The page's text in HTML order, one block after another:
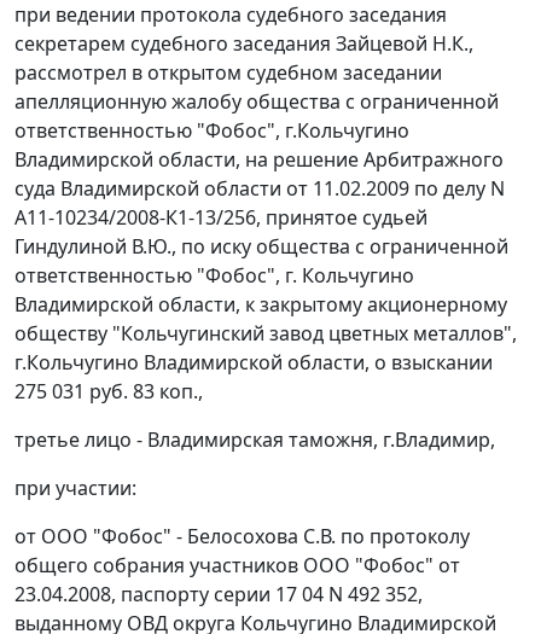
при ведении протокола судебного заседания
секретарем судебного заседания Зайцевой Н.К.,
рассмотрел в открытом судебном заседании
апелляционную жалобу общества с ограниченной
ответственностью "Фобос", г.Кольчугино
Владимирской области, на решение Арбитражного
суда Владимирской области от 11.02.2009 по делу N
А11-10234/2008-К1-13/256, принятое судьей
Гиндулиной В.Ю., по иску общества с ограниченной
ответственностью "Фобос", г. Кольчугино
Владимирской области, к закрытому акционерному
обществу "Кольчугинский завод цветных металлов",
г.Кольчугино Владимирской области, о взыскании
275 031 руб. 83 коп.,
третье лицо - Владимирская таможня, г.Владимир,
при участии:
от ООО "Фобос" - Белосохова С.В. по протоколу
общего собрания участников ООО "Фобос" от
23.04.2008, паспорту серии 17 04 N 492 352,
выданному ОВД округа Кольчугино Владимирской